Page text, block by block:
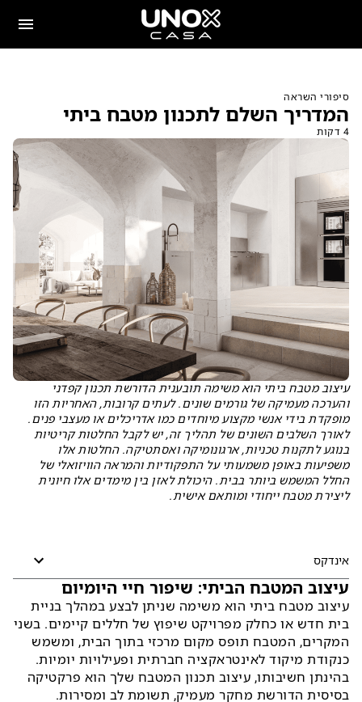
סיפורי השראה
המדריך השלם לתכנון מטבח ביתי
4 דקות
עיצוב מטבח ביתי הוא משימה תובענית הדורשת תכנון קפדני
והערכה מעמיקה של גורמים שונים. לעתים קרובות, האחריות הזו
מופקדת בידי אנשי מקצוע מיוחדים כמו אדריכלים או מעצבי פנים.
לאורך השלבים השונים של תהליך זה, יש לקבל החלטות קריטיות
בנוגע לתקנות טכניות, ארגונומיקה ואסתטיקה. החלטות אלו
משפיעות באופן משמעותי על התפקודיות והמראה הוויזואלי של
החלל המשמש ביותר בבית. היכולת לאזן בין מימדים אלו חיונית
ליצירת מטבח ייחודי ומותאם אישית.
אינדקס
עיצוב המטבח הביתי: שיפור חיי היומיום
עיצוב מטבח ביתי הוא משימה שניתן לבצע במהלך בניית
בית חדש או כחלק מפרויקט שיפוץ של חללים קיימים. בשני
המקרים, המטבח תופס מקום מרכזי בתוך הבית, ומשמש
כנקודת מיקוד לאינטראקציה חברתית ופעילויות יומיות.
בהינתן חשיבותו, עיצוב תכנון המטבח שלך הוא פרקטיקה
בסיסית הדורשת מחקר מעמיק, תשומת לב ומסירות.